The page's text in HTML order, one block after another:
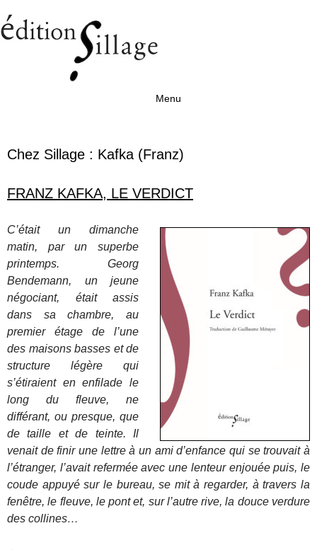
Menu
Chez Sillage : Kafka (Franz)
FRANZ KAFKA, LE VERDICT
C’était un dimanche
matin, par un superbe
printemps. Georg
Bendemann, un jeune
négociant, était assis
dans sa chambre, au
premier étage de l’une
des maisons basses et de
structure légère qui
s’étiraient en enfilade le
long du fleuve, ne
différant, ou presque, que
de taille et de teinte. Il
venait de finir une lettre à un ami d’enfance qui se trouvait à
l’étranger, l’avait refermée avec une lenteur enjouée puis, le
coude appuyé sur le bureau, se mit à regarder, à travers la
fenêtre, le fleuve, le pont et, sur l’autre rive, la douce verdure
des collines…